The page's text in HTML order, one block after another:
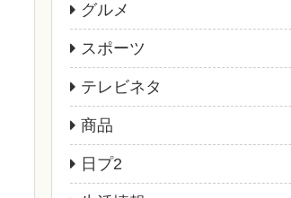
グルメ
スポーツ
テレビネタ
商品
日プ2